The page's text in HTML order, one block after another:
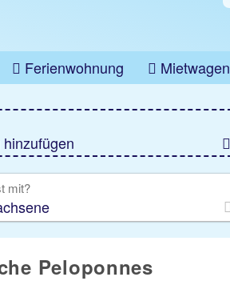
Ferienwohnung Mietwagen
hinzufügen
mit?
Peloponnes